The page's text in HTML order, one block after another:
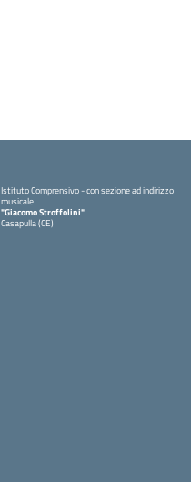
Istituto Comprensivo - con sezione ad indirizzo
musicale
"Giacomo Stroffolini"
Casapulla (CE)